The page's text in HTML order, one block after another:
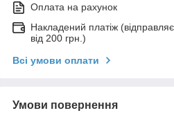
Оплата на рахунок
Накладений платіж
від 200 грн.)
Всі умови оплати
Умови повернення